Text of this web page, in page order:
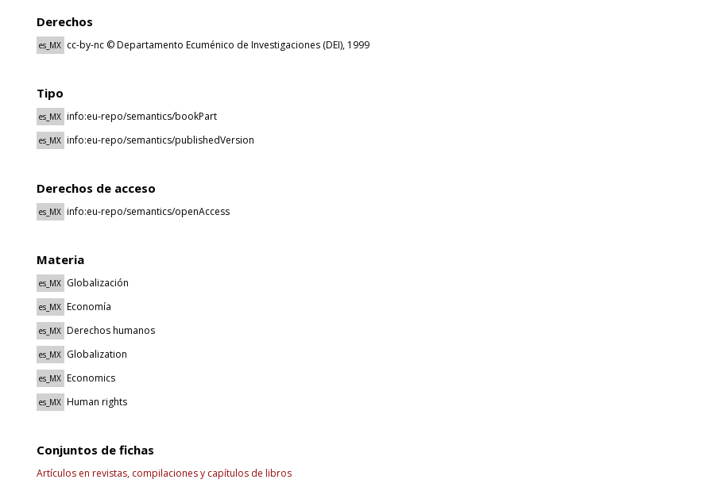
Derechos
es_MX cc-by-nc © Departamento Ecuménico de Investigaciones (DEI), 1999
Tipo
es_MX info:eu-repo/semantics/bookPart
es_MX info:eu-repo/semantics/publishedVersion
Derechos de acceso
es_MX info:eu-repo/semantics/openAccess
Materia
es_MX Globalización
es_MX Economía
es_MX Derechos humanos
es_MX Globalization
es_MX Economics
es_MX Human rights
Conjuntos de fichas
Artículos en revistas, compilaciones y capítulos de libros